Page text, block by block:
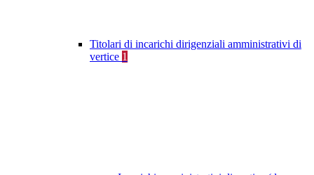
Titolari di incarichi dirigenziali amministrativi di
vertice 1